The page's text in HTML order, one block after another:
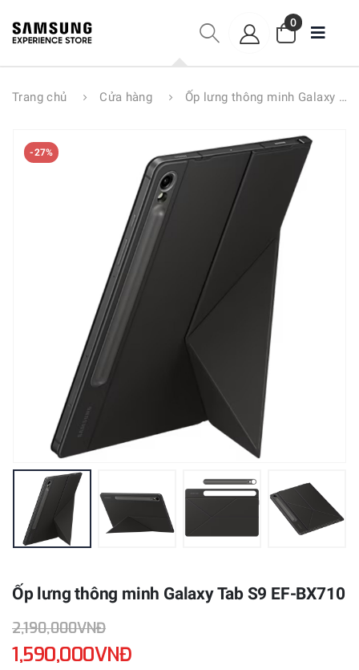
0
Trang chủ Cửa hàng Ốp lưng thông minh Galaxy Tab S9 EF-BX710
-27%
Ốp lưng thông minh Galaxy Tab S9 EF-BX710
2,190,000VNĐ
1,590,000VNĐ